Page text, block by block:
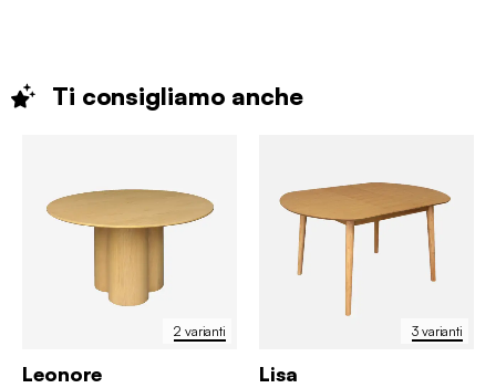
Ti consigliamo anche
2 varianti
Leonore
3 varianti
Lisa